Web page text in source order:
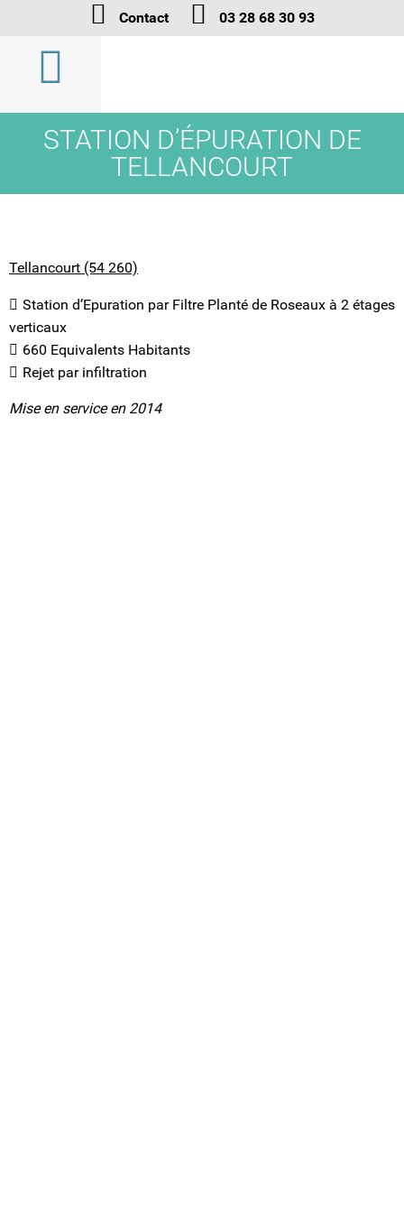
Contact 03 28 68 30 93
STATION D’ÉPURATION DE
TELLANCOURT
Tellancourt (54 260)
Station d’Epuration par Filtre Planté de Roseaux à 2 étages
verticaux
660 Equivalents Habitants
Rejet par infiltration
Mise en service en 2014